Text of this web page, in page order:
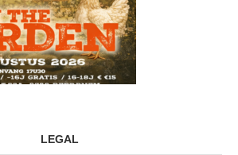
LEGAL